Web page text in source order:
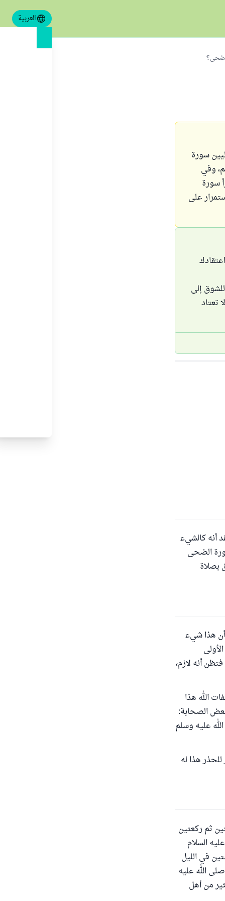
العربية
سورة
وفي
سورة
على
إلى
تعتاد
أنه كالشيء
الضحى
بصلاة
هذا شيء
أنه لازم،
الله هذا
الصحابة:
عليه وسلم
للحذر هذا له
ثم ركعتين
السلام
في الليل
الله عليه
من أهل